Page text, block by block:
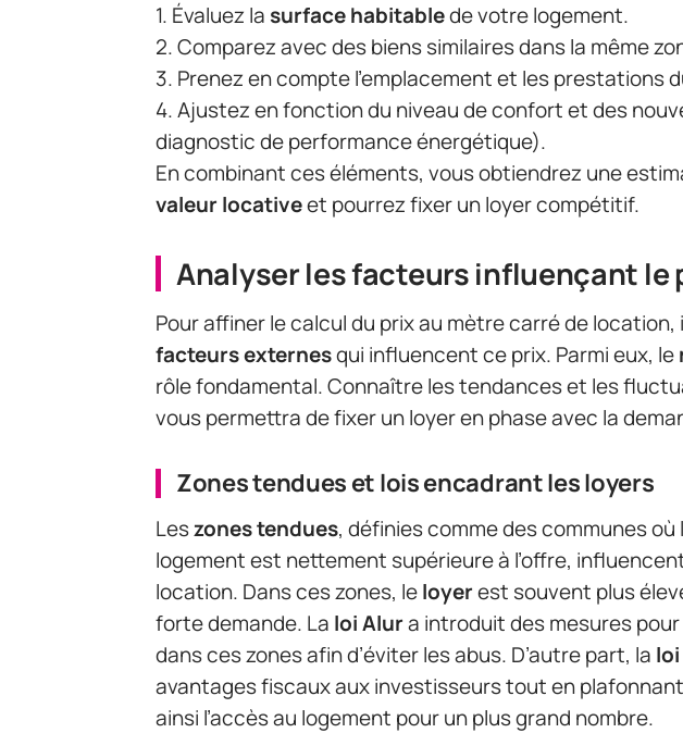
1. Évaluez la surface habitablede votre logement.
2. Comparez avec des biens similaires dans la même
3. Prenez en compte l’emplacement et les prestations
4. Ajustez en fonction du niveau de confort et des
diagnostic de performance énergétique).
En combinant ces éléments, vous obtiendrez une
valeur locativeet pourrez fixer un loyer compétitif.
Analyser les facteurs influençant le
Pour affiner le calcul du prix au mètre carré de
facteurs externesqui influencent ce prix. Parmi eux, le
rôle fondamental. Connaître les tendances et les
vous permettra de fixer un loyer en phase avec la
Zones tendues et lois encadrant les loyers
Leszones tendues, définies comme des communes où
logement est nettement supérieure à l’offre,
location. Dans ces zones, leloyerest souvent plus
forte demande. La loi Alura introduit des mesures
dans ces zones afin d’éviter les abus. D’autre part, la
avantages fiscaux aux investisseurs tout en
ainsi l’accès au logement pour un plus grand nombre.